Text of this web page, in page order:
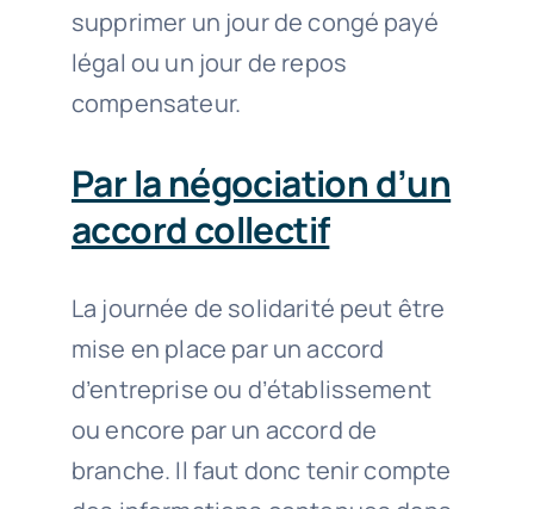
supprimer un jour de congé payé
légal ou un jour de repos
compensateur.
Par la négociation d’un
accord collectif
La journée de solidarité peut être
mise en place par un accord
d’entreprise ou d’établissement
ou encore par un accord de
branche. Il faut donc tenir compte